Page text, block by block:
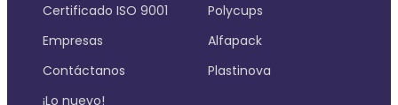
Certificado ISO 9001
Empresas
Contáctanos
¡Lo nuevo!
Polycups
Alfapack
Plastinova